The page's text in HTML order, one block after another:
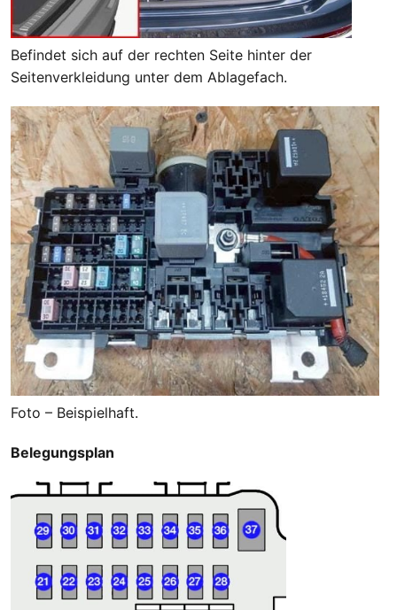
Befindet sich auf der rechten Seite hinter der
Seitenverkleidung unter dem Ablagefach.
Foto – Beispielhaft.
Belegungsplan